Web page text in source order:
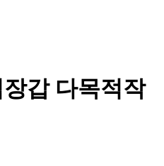
갑 다목적작